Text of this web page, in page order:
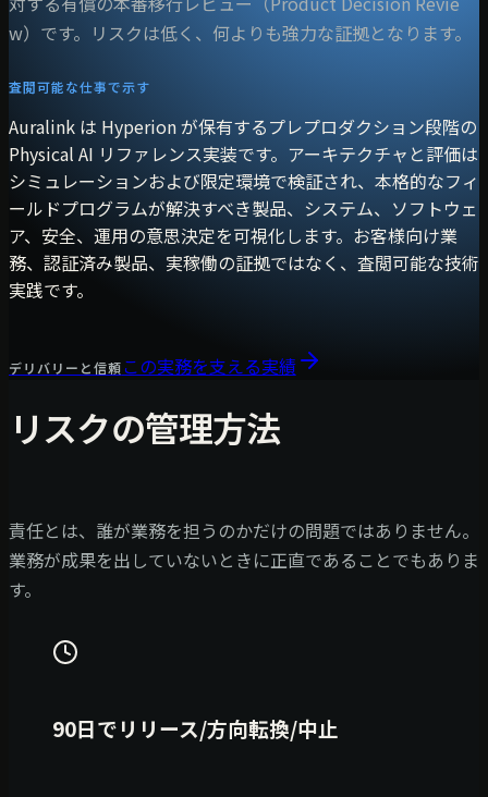
w）です。リスクは低く、何よりも強力な証拠となります。
査閲可能な仕事で示す
Auralink は Hyperion が保有するプレプロダクション段階の
Physical AI リファレンス実装です。アーキテクチャと評価は
シミュレーションおよび限定環境で検証され、本格的なフィ
ールドプログラムが解決すべき製品、システム、ソフトウェ
ア、安全、運用の意思決定を可視化します。お客様向け業
務、認証済み製品、実稼働の証拠ではなく、査閲可能な技術
実践です。
デリバリーと信頼 この実務を支える実績
リスクの管理方法
責任とは、誰が業務を担うのかだけの問題ではありません。
業務が成果を出していないときに正直であることでもありま
す。
90日でリリース/方向転換/中止